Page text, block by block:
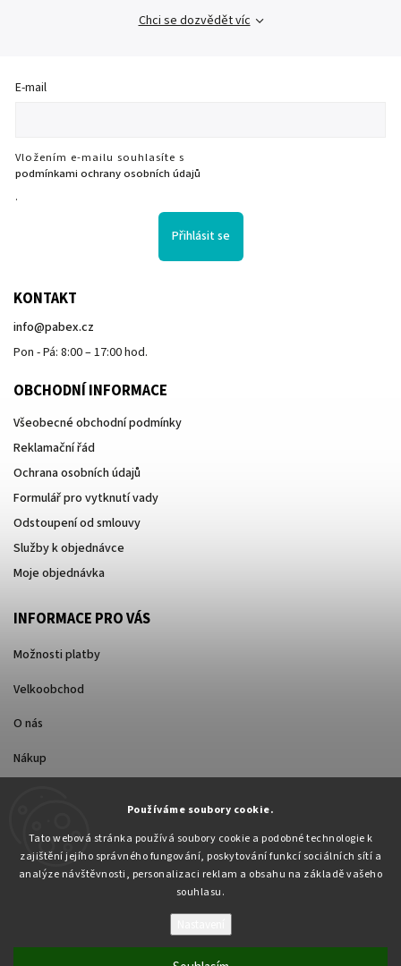
Používáme soubory cookie.
Tato webová stránka používá soubory cookie a podobné technologie k
zajištění jejího správného fungování, poskytování funkcí sociálních sítí a
analýze návštěvnosti, personalizaci reklam a obsahu na základě vašeho
souhlasu.
Chci se dozvědět víc
E-mail
Vložením e-mailu souhlasíte s
podmínkami ochrany osobních údajů
.
Přihlásit se
KONTAKT
info@pabex.cz
Pon - Pá: 8:00 – 17:00 hod.
OBCHODNÍ INFORMACE
Všeobecné obchodní podmínky
Reklamační řád
Ochrana osobních údajů
Formulář pro vytknutí vady
Odstoupení od smlouvy
Služby k objednávce
Moje objednávka
INFORMACE PRO VÁS
Možnosti platby
Velkoobchod
O nás
Nákup
Copyright 2026Pabex.cz. Všechna práva vyhrazena.
Upravit nastavení cookies